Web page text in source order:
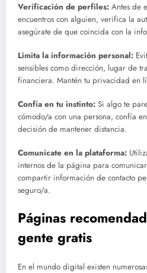
Verificación de perfiles: Antes de
encuentros con alguien, verifica la
asegúrate de que coincida con la
Limita la información personal:
sensibles como dirección, lugar de
financiera. Mantén tu privacidad en
Confía en tu instinto: Si algo te
cómodo/a con una persona, confía
decisión de mantener distancia.
Comunícate en la plataforma:
internos de la página para
compartir información de contacto
seguro/a.
Páginas
gente gratis
En el mundo digital existen